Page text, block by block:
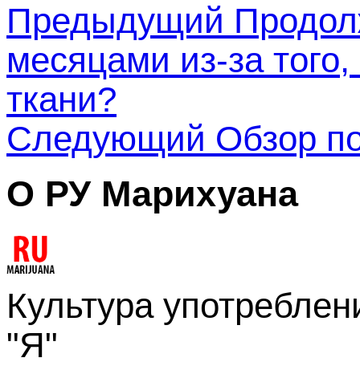
Предыдущий
месяцами из-за
ткани?
Следующий Обзор
О РУ Марихуана
Культура
"Я"